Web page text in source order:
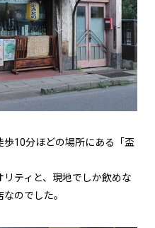
10分ほどの場所にある「盃
ティと、現地でしか飲めな
のでした。